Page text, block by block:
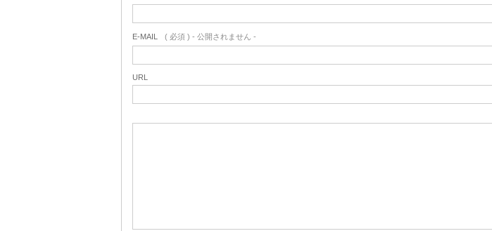
E-MAIL ( 必須 ) - 公開されません -
URL